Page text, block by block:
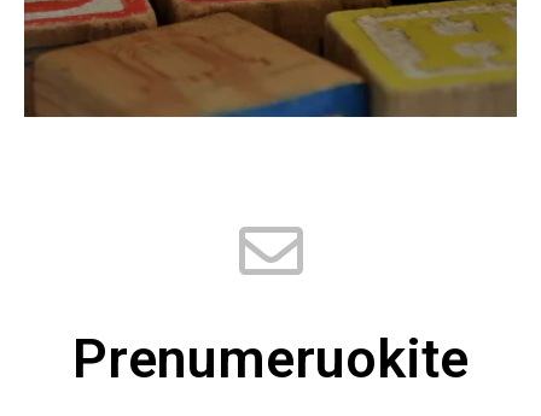
Prenumeruokite